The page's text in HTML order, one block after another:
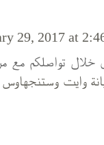
29, 2017 at
تواصلكم مع
وايت وستنجهاوس